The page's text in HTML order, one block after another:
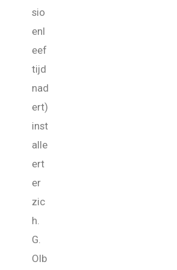
sio
enl
eef
tijd
nad
ert)
inst
alle
ert
er
zic
h.
G.
Olb